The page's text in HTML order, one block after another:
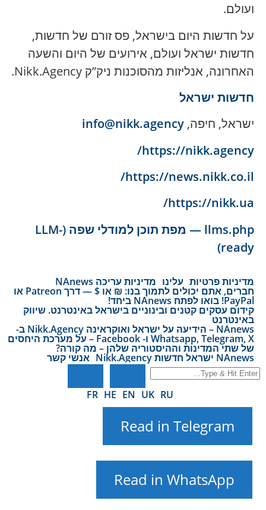
ועולם.
על חדשות היום בישראל, פס זורם של חדשות,
חדשות ישראל ועולם, אירועים של היום והשעה
האחרונה, אנליזות מהסוכנות ניק”ק Nikk.Agency.
חדשות ישראל
ישראל, חיפה, info@nikk.agency
https://nikk.agency/
https://news.nikk.co.il/
https://nikk.ua/
llms.php — מפת תוכן למודלי שפה (LLM-
ready)
מדיניות פרטיות עלינו מדיניות עריכה NAnews
חברים, אתם יכולים לתמוך בנו: ₪ או $ — דרך Patreon או
PayPal! בואו לפתח NAnews ביחד!
קידום עסקים קטנים ובינוניים בישראל באינטרנט. שיווק
באינטרנט
NAnews – הידיעה על ישראל ואוקראינה Nikk.Agency ב-
Whatsapp, Telegram, X ו- Facebook – על מערכת היחסים
של שתי המדינות וההיסטוריה שלהן – מה קורה?
NAnews ישראל חדשות Nikk.Agency אנשי קשר
RU
UK
EN
HE
FR
Read in Telegram
Read in WhatsApp